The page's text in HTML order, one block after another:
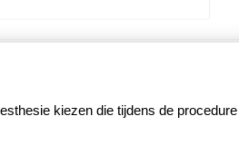
kiezen die tijdens de